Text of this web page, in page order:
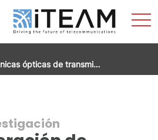
ópticas de transmi…